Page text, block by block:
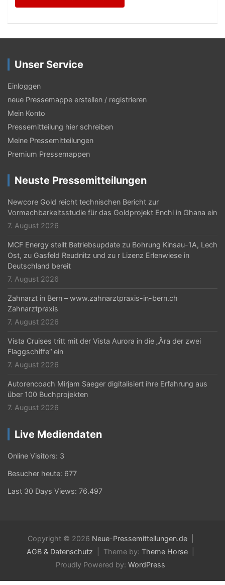
Unser Service
Einloggen
neue Pressemappe erstellen / registrieren
Mein Konto
Pressemitteilung hier schreiben
Meine Pressemitteilungen
Premium Pressemappen
Neuste Pressemitteilungen
Newcore Gold reicht technischen Bericht zur
Vormachbarkeitsstudie für das Goldprojekt Enchi in Ghana ein
7. August 2026
MCF Energy stellt Betriebsupdate zu Bohrung Kinsau-1A, Lech
Ost, zu Gasfeld Reudnitz und zu r Lizenz Erlenwiese in
Deutschland bereit
7. August 2026
Zahnarzt in Bern – www.zahnarztpraxis-in-bern.ch
Zahnarztpraxis
7. August 2026
Vista Cruises tritt mit der Vista Aurora in die „Ära der zwei
Flaggschiffe“ ein
7. August 2026
Autorencoach Mirjam Saeger digitalisiert ihre Erfahrung aus
über 100 Buchprojekten
7. August 2026
Live Mediendaten
Online Visitors: 3
Besucher heute: 677
Last 30 Days Views: 76.497
Copyright © 2026 Neue-Pressemitteilungen.de
AGB & Datenschutz
Theme by: Theme Horse
Proudly Powered by: WordPress